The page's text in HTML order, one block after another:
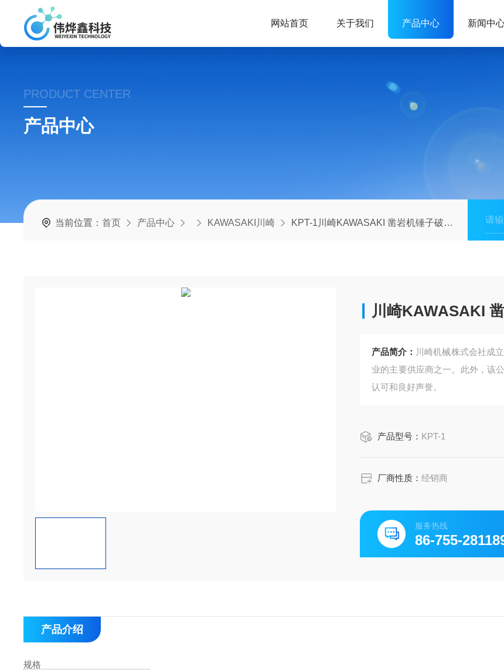
网站首页 关于我们 产品中心 新闻中
PRODUCT CENTER
产品中心
当前位置：首页 产品中心 KAWASAKI川崎 KPT-1川崎KAWASAKI 凿岩机锤子破碎机夯实机
川崎KAWASAKI
产品简介： 川崎机械株式会社成
业的主要供应商之一。此外，该
认可和良好声誉。
产品型号： KPT-1
厂商性质：经销商
服务热线
86-755-
产品介绍
规格